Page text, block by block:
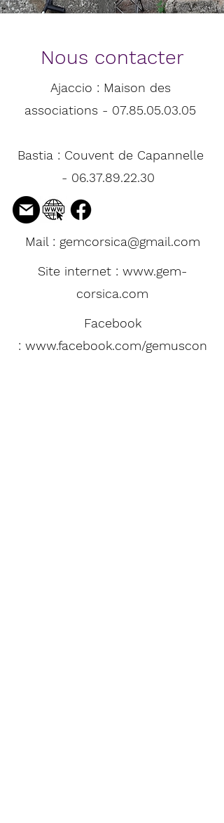
Nous contacter
Ajaccio : Maison des
associations - 07.85.05.03.05
Bastia : Couvent de Capannelle
- 06.37.89.22.30
Mail : gemcorsica@gmail.com
Site internet : www.gem-
corsica.com
Facebook
: www.facebook.com/gemuscon